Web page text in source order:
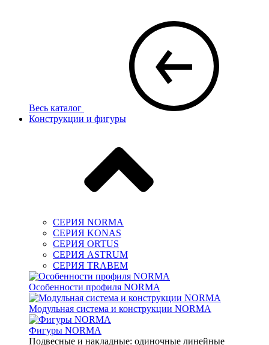
Весь каталог
Конструкции и фигуры
СЕРИЯ NORMA
СЕРИЯ KONAS
СЕРИЯ ORTUS
СЕРИЯ ASTRUM
СЕРИЯ TRABEM
Особенности профиля NORMA
Модульная система и конструкции NORMA
Фигуры NORMA
Подвесные и накладные: одиночные линейные